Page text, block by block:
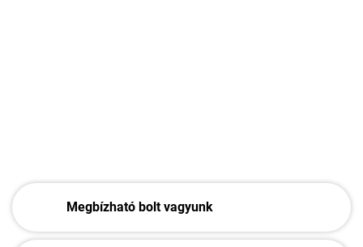
Megbízható bolt vagyunk